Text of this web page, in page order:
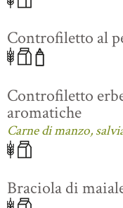
Controfiletto al
Controfiletto
aromatiche
Carne di manzo,
Braciola di